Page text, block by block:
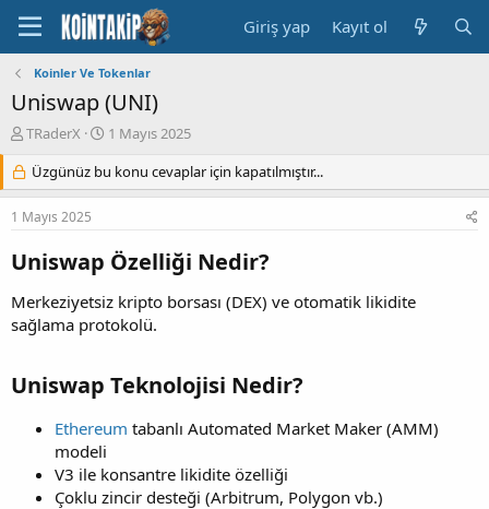
Giriş yap Kayıt ol
Koinler Ve Tokenlar
Uniswap (UNI)
K
n
u
y
B
a
l
a
n
TRaderX
B
ş
l
g
t
a
h
1 Mayıs 2025
Üzgünüz bu konu cevaplar için kapatılmıştır...
1 Mayıs 2025
Uniswap Özelliği Nedir?
Merkeziyetsiz kripto borsası (DEX) ve otomatik likidite
sağlama protokolü.
Uniswap Teknolojisi Nedir?
Ethereum tabanlı Automated Market Maker (AMM)
modeli
V3 ile konsantre likidite özelliği
Çoklu zincir desteği (Arbitrum, Polygon vb.)